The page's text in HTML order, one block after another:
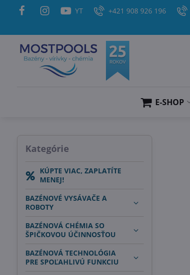
YT +421 908 926 196
E-SHOP
Kategórie
KÚPTE VIAC, ZAPLATÍTE
MENEJ!
BAZÉNOVÉ VYSÁVAČE A
ROBOTY
BAZÉNOVÁ CHÉMIA SO
ŠPIČKOVOU ÚČINNOSŤOU
BAZÉNOVÁ TECHNOLÓGIA
PRE SPOĽAHLIVÚ FUNKCIU